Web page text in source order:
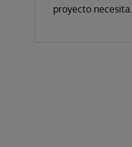
proyecto necesita.